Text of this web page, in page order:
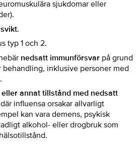
sjukdomar eller
.
typ 1 och 2.
nedsatt immunförsvarpå grund
behandling, inklusive personer med
annat tillstånd med nedsatt
influensa orsakar allvarligt
kan vara demens, psykisk
alkohol- eller drogbruk som